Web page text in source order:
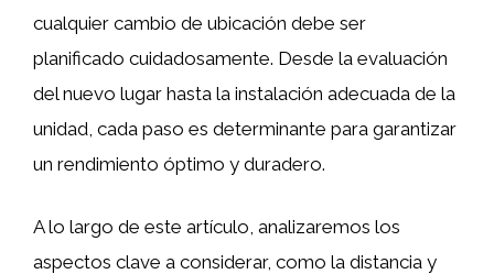
cualquier cambio de ubicación debe ser
planificado cuidadosamente. Desde la evaluación
del nuevo lugar hasta la instalación adecuada de la
unidad, cada paso es determinante para garantizar
un rendimiento óptimo y duradero.
A lo largo de este artículo, analizaremos los
aspectos clave a considerar, como la distancia y